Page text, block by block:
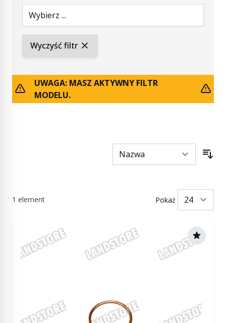
Wybierz ...
Wyczyść filtr
UWAGA: MASZ AKTYWNY FILTR
MODELU.
1 element Pokaż